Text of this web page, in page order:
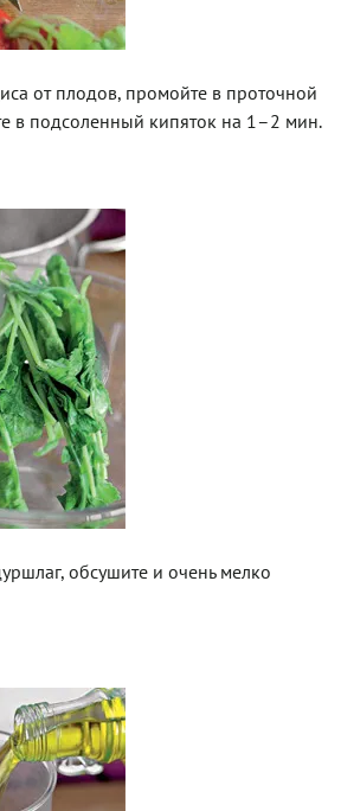
от плодов, промойте в проточной
в подсоленный кипяток на 1–2 мин.
обсушите и очень мелко